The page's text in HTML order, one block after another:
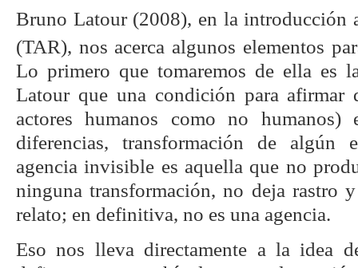
Bruno Latour (2008), en la introducción
(TAR), nos acerca algunos elementos
Lo primero que tomaremos de ella es
Latour que una condición para afirmar
actores humanos como no humanos)
diferencias, transformación de algún
agencia invisible es aquella que no
ninguna transformación, no deja rastro
relato; en definitiva, no es una agencia.
Eso nos lleva directamente a la idea